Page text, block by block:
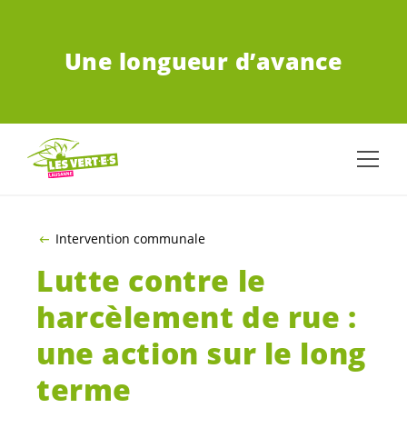
Une longueur d’avance
Intervention communale
Lutte contre le
harcèlement de rue :
une action sur le long
terme